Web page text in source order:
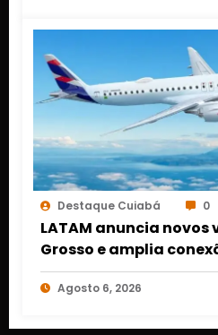
Destaque Cuiabá 0
LATAM anuncia novos
Grosso e amplia
Cuiabá e Rondonópolis
Agosto 6, 2026